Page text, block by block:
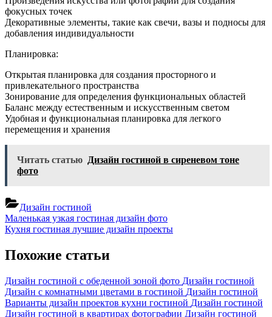
фокусных точек
Декоративные элементы, такие как свечи, вазы и подносы для
добавления индивидуальности
Планировка:
Открытая планировка для создания просторного и
привлекательного пространства
Зонирование для определения функциональных областей
Баланс между естественным и искусственным светом
Удобная и функциональная планировка для легкого
перемещения и хранения
Читать статью Дизайн гостиной в сиреневом тоне
фото
Дизайн гостиной
Навигация
по
записям
Previous
Post:
Маленькая узкая гостиная дизайн фото
Next
Кухня гостиная лучшие дизайн проекты
Похожие статьи
Дизайн гостиной с обеденной зоной фото Дизайн гостиной
Дизайн с комнатными цветами в гостиной Дизайн гостиной
Варианты дизайн проектов кухни гостиной Дизайн гостиной
Дизайн гостиной в квартирах фотографии Дизайн гостиной